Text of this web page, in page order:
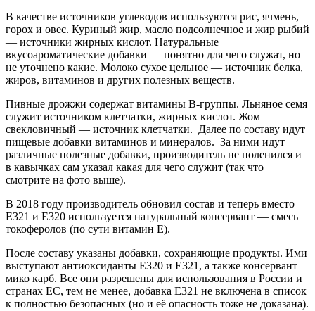
В качестве источников углеводов используются рис, ячмень,
горох и овес. Куриный жир, масло подсолнечное и жир рыбий
— источники жирных кислот. Натуральные
вкусоароматические добавки — понятно для чего служат, но
не уточнено какие. Молоко сухое цельное — источник белка,
жиров, витаминов и других полезных веществ.
Пивные дрожжи содержат витамины B-группы. Льняное семя
служит источником клетчатки, жирных кислот. Жом
свекловичный — источник клетчатки. Далее по составу идут
пищевые добавки витаминов и минералов. За ними идут
различные полезные добавки, производитель не поленился и
в кавычках сам указал какая для чего служит (так что
смотрите на фото выше).
В 2018 году производитель обновил состав и теперь вместо
E321 и E320 используется натуральный консервант — смесь
токоферолов (по сути витамин E).
После составу указаны добавки, сохраняющие продукты. Ими
выступают антиоксиданты E320 и E321, а также консервант
мико карб. Все они разрешены для использования в России и
странах ЕС, тем не менее, добавка E321 не включена в список
к полностью безопасных (но и её опасность тоже не доказана).